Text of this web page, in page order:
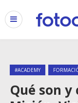
#ACADEMY
Qué son y